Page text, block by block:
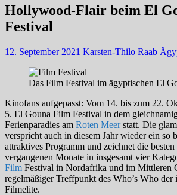
Hollywood-Flair beim El
Festival
12. September 2021 Karsten-Thilo Raab
Das Film Festival im ägyptischen El
Kinofans aufgepasst: Vom 14. bis zum 22.
5. El Gouna Film Festival in dem
Ferienparadies am Roten Meerstatt. Die
verspricht auch in diesem Jahr wieder ein so
attraktives Programm und zeichnet die
vergangenen Monate in insgesamt vier
Film Festival in Nordafrika und im Mittleren
regelmäßiger Treffpunkt des Who’s Who der
Filmelite.